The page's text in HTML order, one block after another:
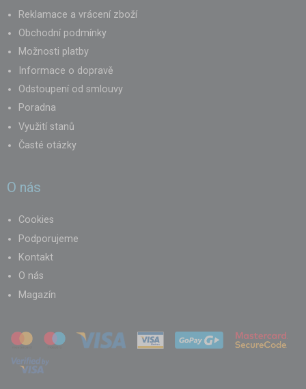
Reklamace a vrácení zboží
Obchodní podmínky
Možnosti platby
Informace o dopravě
Odstoupení od smlouvy
Poradna
Využití stanů
Časté otázky
O nás
Cookies
Podporujeme
Kontakt
O nás
Magazín